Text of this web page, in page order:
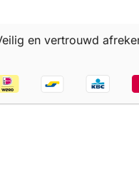
en vertrouwd